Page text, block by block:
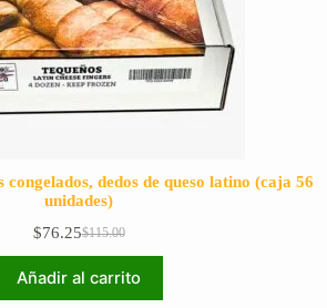
congelados, dedos de queso latino (caja 56
unidades)
$115.00
El
precio
original
era:
$76.25El
precio
actual
es:
Añadir al carrito